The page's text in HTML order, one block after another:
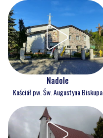
Nadole
Kościół pw. Św. Augustyna Biskupa